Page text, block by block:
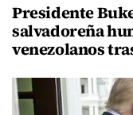
Presidente
salvadoreña
venezolanos